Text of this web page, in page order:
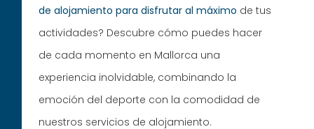
de alojamiento para disfrutar al máximo de tus
actividades? Descubre cómo puedes hacer
de cada momento en Mallorca una
experiencia inolvidable, combinando la
emoción del deporte con la comodidad de
nuestros servicios de alojamiento.